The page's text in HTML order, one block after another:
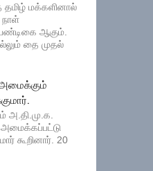
தமிழ் மக்களினால்
நாள்
ஆகும்.
தை முதல்
அமைக்கும்
அ.தி.மு.க.
அமைக்கப்பட்டு
கூறினார். 20